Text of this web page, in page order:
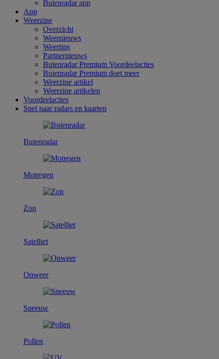
Buienradar app
App
Weerzine
Overzicht
Weernieuws
Weertips
Partnernieuws
Buienradar Premium Voordeelacties
Buienradar Premium doet meer
Weerzine artikel
Weerzine artikelen
Voordeelacties
Snel naar radars en kaarten
Buienradar
Motregen
Zon
Satelliet
Onweer
Sneeuw
Pollen